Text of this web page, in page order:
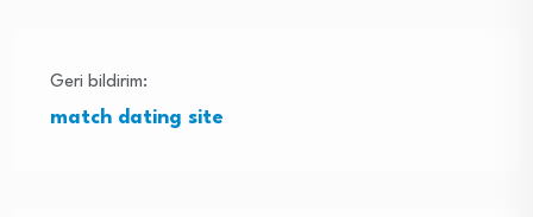
Geri bildirim:
match dating site